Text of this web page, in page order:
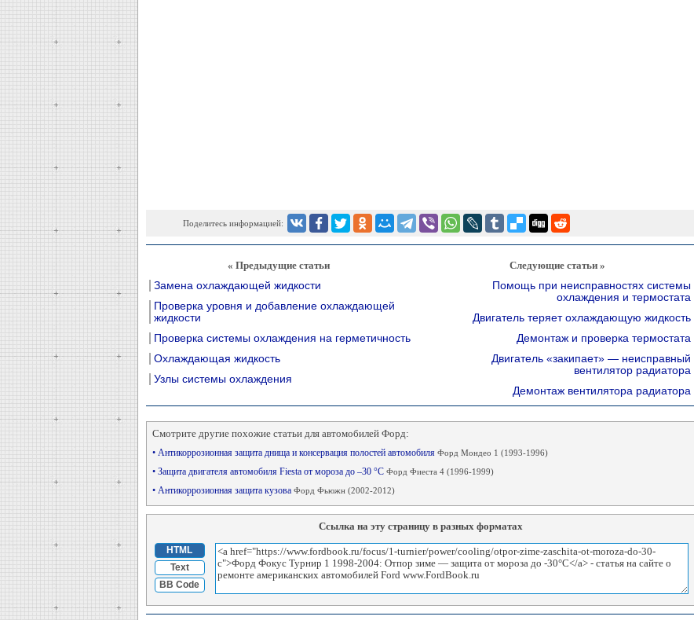
Поделитесь информацией:
« Предыдущие статьи
Замена охлаждающей жидкости
Проверка уровня и добавление охлаждающей
жидкости
Проверка системы охлаждения на герметичность
Охлаждающая жидкость
Узлы системы охлаждения
Следующие статьи »
Помощь при неисправностях системы
охлаждения и термостата
Двигатель теряет охлаждающую жидкость
Демонтаж и проверка термостата
Двигатель «закипает» — неисправный
вентилятор радиатора
Демонтаж вентилятора радиатора
Смотрите другие похожие статьи для автомобилей Форд:
• Антикоррозионная защита днища и консервация полостей автомобиля Форд Мондео 1 (1993-1996)
• Защита двигателя автомобиля Fiesta от мороза до –30 °С Форд Фиеста 4 (1996-1999)
• Антикоррозионная защита кузова Форд Фьюжн (2002-2012)
Ссылка на эту страницу в разных форматах
HTML
Text
BB Code